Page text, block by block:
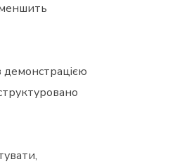
демонстрацією